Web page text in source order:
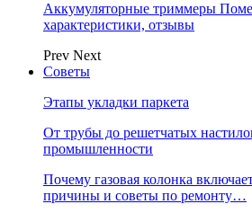
Аккумуляторные триммеры
характеристики, отзывы
Prev Next
Советы
Этапы укладки паркета
От трубы до решетчатых
промышленности
Почему газовая колонка
причины и советы по ремонту…